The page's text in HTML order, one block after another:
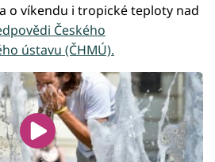
o víkendu i tropické teploty nad
Českého
ústavu (ČHMÚ).